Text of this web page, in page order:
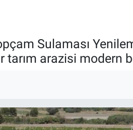
Sulaması
tarım arazisi